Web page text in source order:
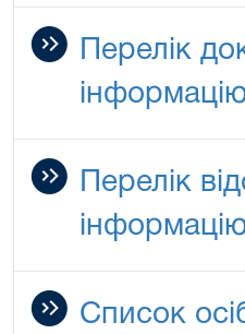
Перелік
Перелік
Список